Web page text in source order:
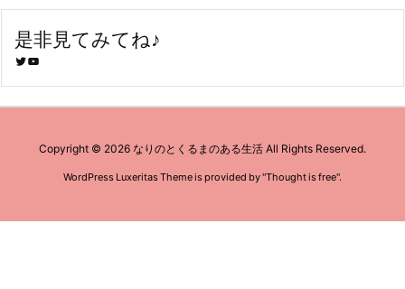
是非見てみてね♪
Twitter YouTube
Copyright © 2026 なりのとくるまのある生活 All Rights Reserved.
WordPress Luxeritas Theme is provided by "Thought is free".